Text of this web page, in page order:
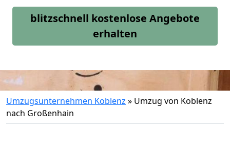
blitzschnell kostenlose Angebote
erhalten
Umzugsunternehmen Koblenz » Umzug von Koblenz
nach Großenhain